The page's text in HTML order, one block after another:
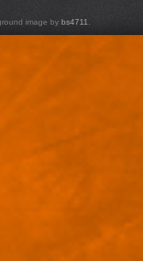
image by bs4711